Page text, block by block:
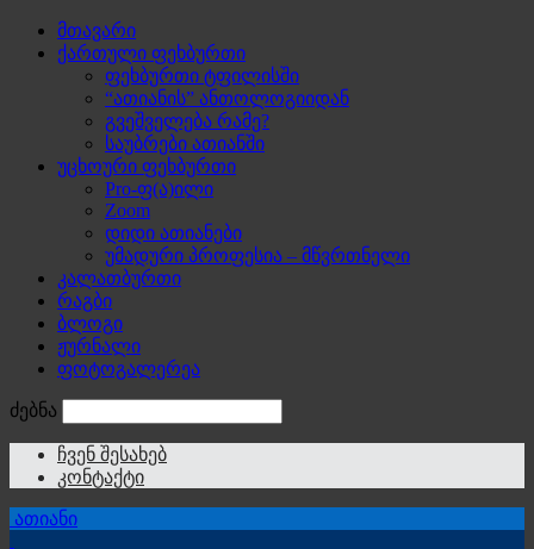
მთავარი
ქართული ფეხბურთი
ფეხბურთი ტფილისში
“ათიანის” ანთოლოგიიდან
გვეშველება რამე?
საუბრები ათიანში
უცხოური ფეხბურთი
Pro-ფ(ა)ილი
Zoom
დიდი ათიანები
უმადური პროფესია – მწვრთნელი
კალათბურთი
რაგბი
ბლოგი
ჟურნალი
ფოტოგალერეა
ძებნა
ჩვენ შესახებ
კონტაქტი
ათიანი